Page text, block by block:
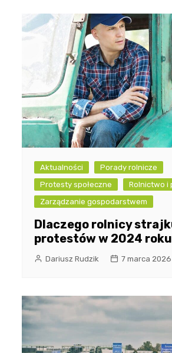
Aktualności
Porady rolnicze
Protesty społeczne
Rolnictwo i
Zarządzanie gospodarstwem
Dlaczego rolnicy
protestów w 2024 roku
Dariusz Rudzik 7 marca 2026